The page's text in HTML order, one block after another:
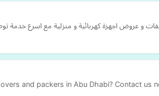
و عروض اجهزة كهربائية و منزلية مع اسرع خدمة
and packers in Abu Dhabi? Contact us